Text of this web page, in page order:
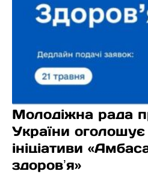
Молодіжна рада
України оголошує
ініціативи
здоровʼя»